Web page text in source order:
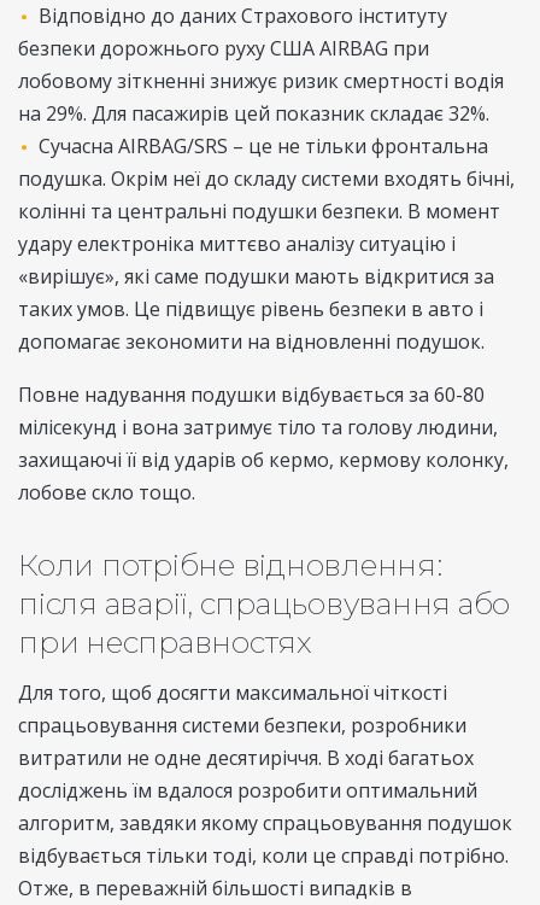
Відповідно до даних Страхового інституту
безпеки дорожнього руху США AIRBAG при
лобовому зіткненні знижує ризик смертності водія
на 29%. Для пасажирів цей показник складає 32%.
Сучасна AIRBAG/SRS – це не тільки фронтальна
подушка. Окрім неї до складу системи входять бічні,
колінні та центральні подушки безпеки. В момент
удару електроніка миттєво аналізу ситуацію і
«вирішує», які саме подушки мають відкритися за
таких умов. Це підвищує рівень безпеки в авто і
допомагає зекономити на відновленні подушок.
Повне надування подушки відбувається за 60-80
мілісекунд і вона затримує тіло та голову людини,
захищаючі її від ударів об кермо, кермову колонку,
лобове скло тощо.
Коли потрібне відновлення:
після аварії, спрацьовування або
при несправностях
Для того, щоб досягти максимальної чіткості
спрацьовування системи безпеки, розробники
витратили не одне десятиріччя. В ході багатьох
досліджень їм вдалося розробити оптимальний
алгоритм, завдяки якому спрацьовування подушок
відбувається тільки тоді, коли це справді потрібно.
Отже, в переважній більшості випадків в